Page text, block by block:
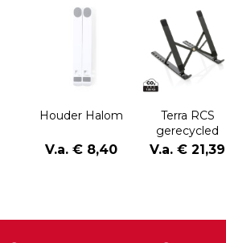
Houder Halom
V.a. € 8,40
Terra RCS
gerecycled
aluminium
laptop/tablet
V.a. € 21,39